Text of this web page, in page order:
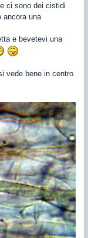
ci sono dei cistidi
ancora una
e bevetevi una
vede bene in centro